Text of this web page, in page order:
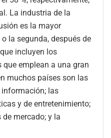
La industria de la
es la mayor
la segunda, después de
incluyen los
emplean a una gran
muchos países son las
las
y de entretenimiento;
mercado; y la